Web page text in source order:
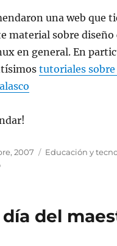
días
para
simposio
una web que
material sobre diseño
en general. En
tutoriales
2007 Categorías
Educación y
en
día del